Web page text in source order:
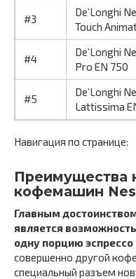
#3
De’Longhi
Touch
#4
De’Longhi
Pro EN 750
#5
De’Longhi
Lattissima
Навигация по странице:
Преимущества
кофемашин
Главным
является
одну порцию эспрессо
совершенно другой
специальный разъем